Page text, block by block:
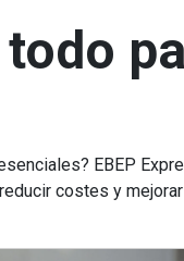
EBEP
costes y